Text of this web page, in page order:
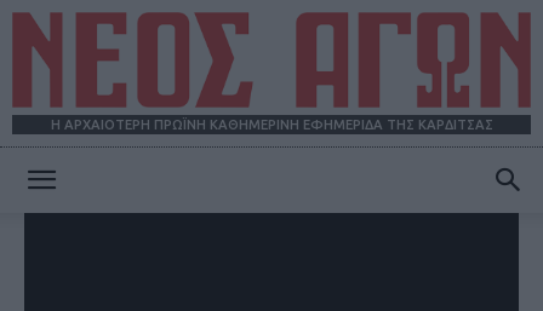
Η ΑΡΧΑΙΟΤΕΡΗ ΠΡΩΪΝΗ ΚΑΘΗΜΕΡΙΝΗ ΕΦΗΜΕΡΙΔΑ ΤΗΣ ΚΑΡΔΙΤΣΑΣ